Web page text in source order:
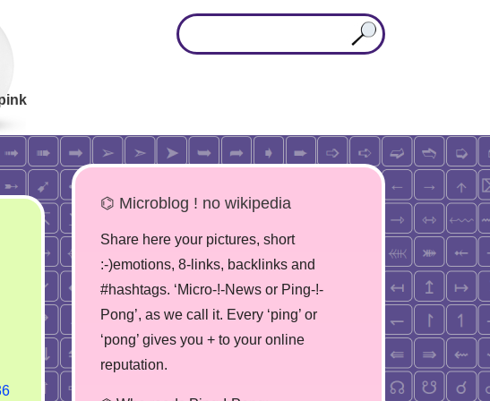
⌬ Microblog ! no wikipedia
Share here your pictures, short
:-)emotions, 8-links, backlinks and
#hashtags. ‘Micro-!-News or Ping-!-
Pong’, as we call it. Every ‘ping’ or
‘pong’ gives you + to your online
reputation.